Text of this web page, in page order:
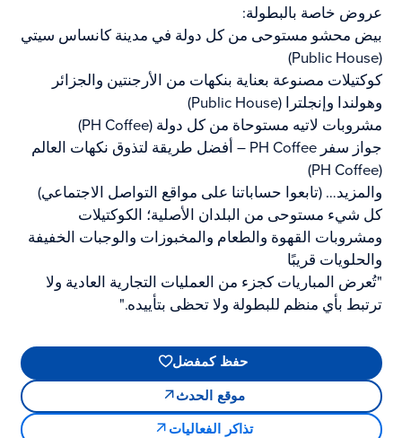
عروض خاصة بالبطولة:
بيض محشو مستوحى من كل دولة في مدينة كانساس سيتي
(Public House)
كوكتيلات مصنوعة بعناية بنكهات من الأرجنتين والجزائر
وهولندا وإنجلترا (Public House)
مشروبات لاتيه مستوحاة من كل دولة (PH Coffee)
جواز سفر PH Coffee – أفضل طريقة لتذوق نكهات العالم
(PH Coffee)
والمزيد… (تابعوا حساباتنا على مواقع التواصل الاجتماعي)
كل شيء مستوحى من البلدان الأصلية؛ الكوكتيلات
ومشروبات القهوة والطعام والمخبوزات والوجبات الخفيفة
والحلويات قريبًا
"تُعرض المباريات كجزء من العمليات التجارية العادية ولا
ترتبط بأي منظم للبطولة ولا تحظى بتأييده."
حفظ كمفضل
موقع الحدث
تذاكر الفعاليات